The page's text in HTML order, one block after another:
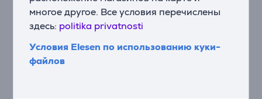
многое другое. Все условия перечислены
здесь: politika privatnosti
Условия Elesen по использованию куки-
файлов
более крупные предметы, обеспечивая гибкость и
удобство.
Скрытая ручка
Скрытые ручки сочетают стиль и функциональность.